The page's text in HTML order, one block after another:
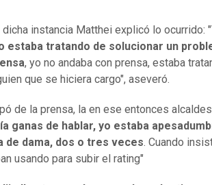
instancia Matthei explicó lo ocurrido:
estaba tratando de solucionar un
, yo no andaba con prensa, estaba
que se hiciera cargo", aseveró.
de la prensa, la en ese entonces
ganas de hablar, yo estaba
dama, dos o tres veces. Cuando
usando para subir el rating"